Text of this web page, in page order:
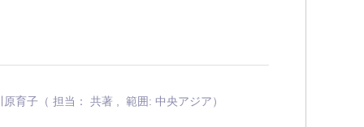
育子（ 担当： 共著 , 範囲: 中央アジア）